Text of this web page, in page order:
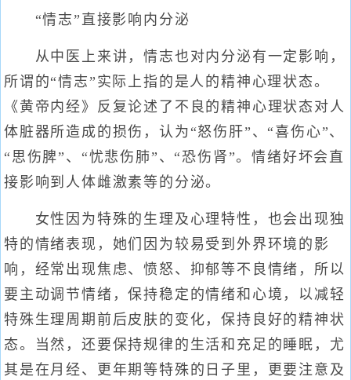
“情志”直接影响内分泌
从中医上来讲，情志也对内分泌有一定影响，
所谓的“情志”实际上指的是人的精神心理状态。
《黄帝内经》反复论述了不良的精神心理状态对人
体脏器所造成的损伤，认为“怒伤肝”、“喜伤心”、
“思伤脾”、“忧悲伤肺”、“恐伤肾”。情绪好坏会直
接影响到人体雌激素等的分泌。
女性因为特殊的生理及心理特性，也会出现独
特的情绪表现，她们因为较易受到外界环境的影
响，经常出现焦虑、愤怒、抑郁等不良情绪，所以
要主动调节情绪，保持稳定的情绪和心境，以减轻
特殊生理周期前后皮肤的变化，保持良好的精神状
态。当然，还要保持规律的生活和充足的睡眠，尤
其是在月经、更年期等特殊的日子里，更要注意及